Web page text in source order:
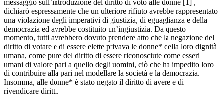
messaggio sull’introduzione del diritto di voto alle donne [1] ,
dichiarò espressamente che un ulteriore rifiuto avrebbe rappresentato
una violazione degli imperativi di giustizia, di eguaglianza e della
democrazia ed avrebbe costituito un’ingiustizia. Da questo
momento, tutti avrebbero dovuto prendere atto che la negazione del
diritto di votare e di essere elette privava le donne* della loro dignità
umana, come pure del diritto di essere riconosciute come esseri
umani di valore pari a quello degli uomini, ciò che ha impedito loro
di contribuire alla pari nel modellare la società e la democrazia.
Insomma, alle donne* è stato negato il diritto di avere e di
rivendicare diritti.